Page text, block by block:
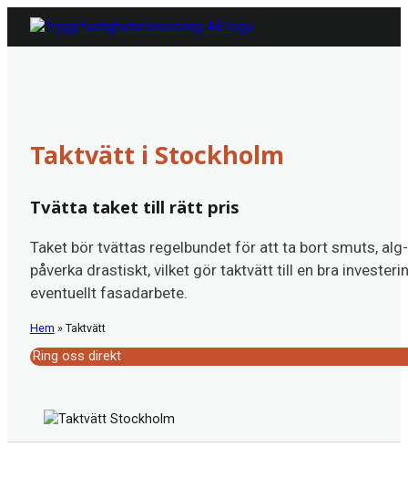
Taktvätt i Stockholm
Tvätta taket till rätt pris
Taket bör tvättas regelbundet för att ta bort smuts,
påverka drastiskt, vilket gör taktvätt till en bra
eventuellt fasadarbete.
Hem » Taktvätt
Ring oss direkt